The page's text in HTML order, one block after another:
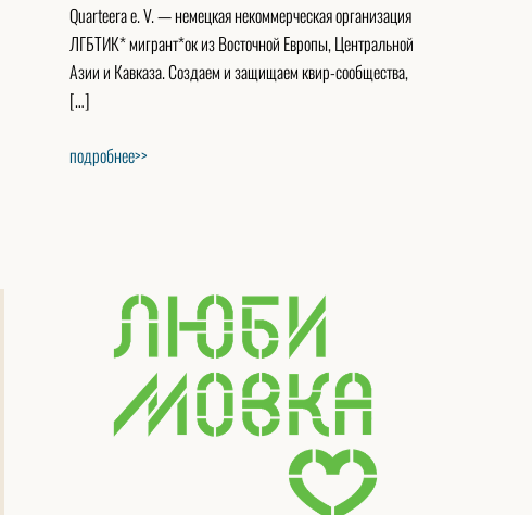
Quarteera e. V. — немецкая некоммерческая организация
ЛГБТИК* мигрант*ок из Восточной Европы, Центральной
Азии и Кавказа. Создаем и защищаем квир-сообщества,
[…]
подробнее>>